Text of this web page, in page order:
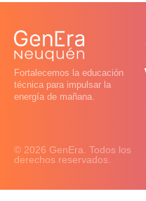
Fortalecemos la educación
técnica para impulsar la
energía de mañana.
© 2026 GenEra. Todos los
derechos reservados.